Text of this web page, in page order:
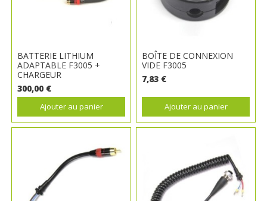
BATTERIE LITHIUM
ADAPTABLE F3005 +
CHARGEUR
300,00 €
Ajouter au panier
BOÎTE DE CONNEXION
VIDE F3005
7,83 €
Ajouter au panier